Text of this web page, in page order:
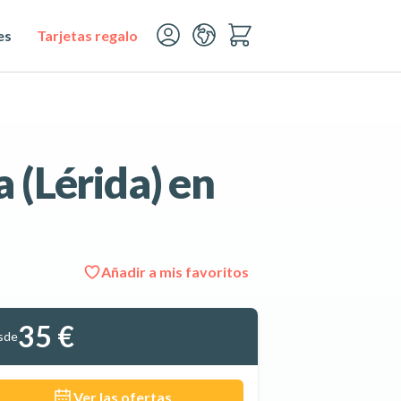
Tarjetas regalo
(Lérida) en
Añadir a mis favoritos
Ver las 4 fotos
35 €
Ver las ofertas